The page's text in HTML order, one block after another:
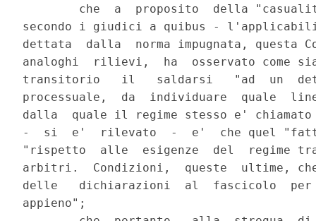
che  a  proposito  della
secondo i giudici a quibus -
dettata  dalla  norma impugnata,
analoghi  rilievi,  ha  osservato come
transitorio   il   saldarsi   "ad  un
processuale,  da  individuare  quale
dalla  quale il regime stesso e'
-  si  e'  rilevato  -  e'  che quel "fatto
"rispetto  alle  esigenze  del  regime
arbitri.  Condizioni,  queste  ultime,
delle   dichiarazioni  al  fascicolo
appieno";